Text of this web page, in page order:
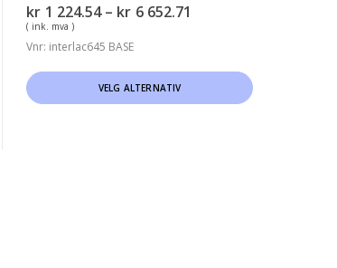
kr 1 224.54 – kr 6 652.71
652.71
( ink. mva )
Vnr: interlac645 BASE
VELG ALTERNATIV
Dette
produktet